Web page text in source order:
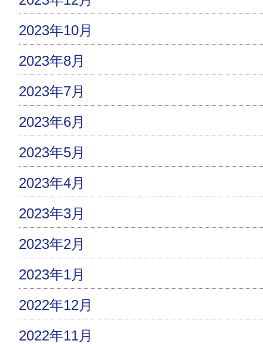
2023年10月
2023年8月
2023年7月
2023年6月
2023年5月
2023年4月
2023年3月
2023年2月
2023年1月
2022年12月
2022年11月